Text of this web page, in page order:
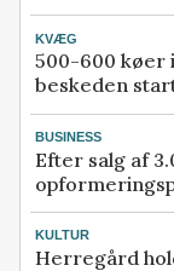
KVÆG
500-600 køer
beskeden
BUSINESS
Efter salg af
KULTUR
Herregård